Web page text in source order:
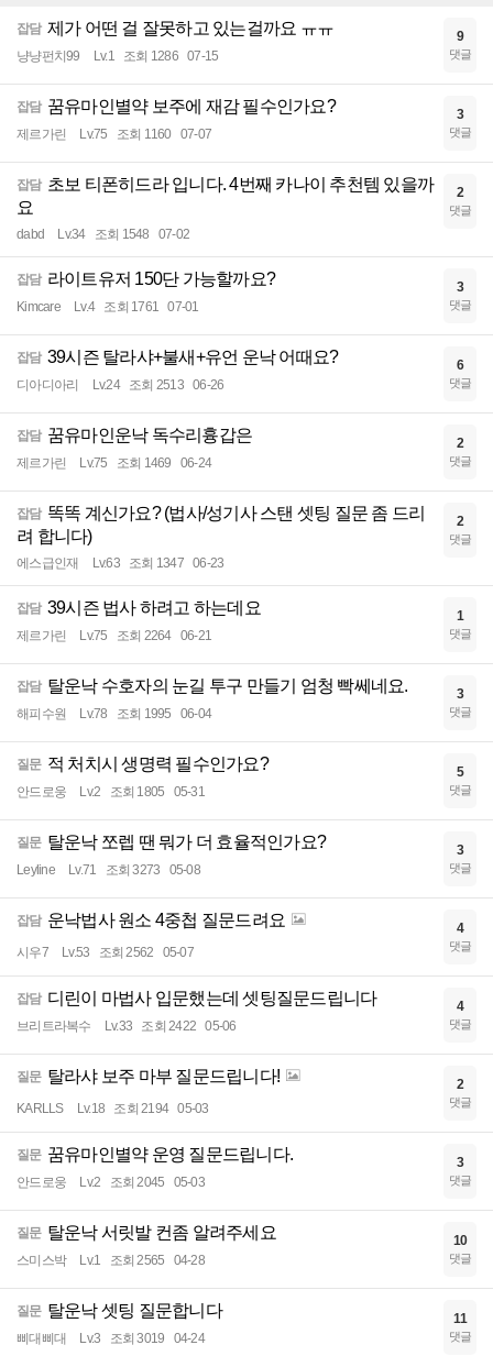
잡담 제가 어떤 걸 잘못하고 있는걸까요 ㅠㅠ
냥냥펀치99 Lv.1 조회 1286 07-15
9
댓글
잡담 꿈유마인별약 보주에 재감 필수인가요?
제르가린 Lv.75 조회 1160 07-07
3
댓글
잡담 초보 티폰히드라 입니다. 4번째 카나이 추천템 있을까
요
dabd Lv.34 조회 1548 07-02
2
댓글
잡담 라이트유저 150단 가능할까요?
Kimcare Lv.4 조회 1761 07-01
3
댓글
잡담 39시즌 탈라샤+불새+유언 운낙 어때요?
디아디아리 Lv.24 조회 2513 06-26
6
댓글
잡담 꿈유마인운낙 독수리흉갑은
제르가린 Lv.75 조회 1469 06-24
2
댓글
잡담 똑똑 계신가요? (법사/성기사 스탠 셋팅 질문 좀 드리
려 합니다)
에스급인재 Lv.63 조회 1347 06-23
2
댓글
잡담 39시즌 법사 하려고 하는데요
제르가린 Lv.75 조회 2264 06-21
1
댓글
잡담 탈운낙 수호자의 눈길 투구 만들기 엄청 빡쎄네요.
해피수원 Lv.78 조회 1995 06-04
3
댓글
질문 적 처치시 생명력 필수인가요?
안드로웅 Lv.2 조회 1805 05-31
5
댓글
질문 탈운낙 쪼렙 땐 뭐가 더 효율적인가요?
Leyline Lv.71 조회 3273 05-08
3
댓글
잡담 운낙법사 원소 4중첩 질문드려요
시우7 Lv.53 조회 2562 05-07
4
댓글
잡담 디린이 마법사 입문했는데 셋팅질문드립니다
브리트라복수 Lv.33 조회 2422 05-06
4
댓글
질문 탈라샤 보주 마부 질문드립니다!
KARLLS Lv.18 조회 2194 05-03
2
댓글
질문 꿈유마인별약 운영 질문드립니다.
안드로웅 Lv.2 조회 2045 05-03
3
댓글
질문 탈운낙 서릿발 컨좀 알려주세요
스미스박 Lv.1 조회 2565 04-28
10
댓글
질문 탈운낙 셋팅 질문합니다
삐대삐대 Lv.3 조회 3019 04-24
11
댓글